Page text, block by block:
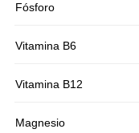
Fósforo
Vitamina B6
Vitamina B12
Magnesio